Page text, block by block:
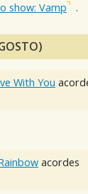
show: Vamp .
With You
acordes